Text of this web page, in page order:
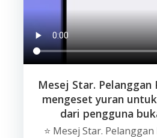
Mesej Star. Pelanggan
mengeset yuran
dari pengguna
⭐️ Mesej Star.